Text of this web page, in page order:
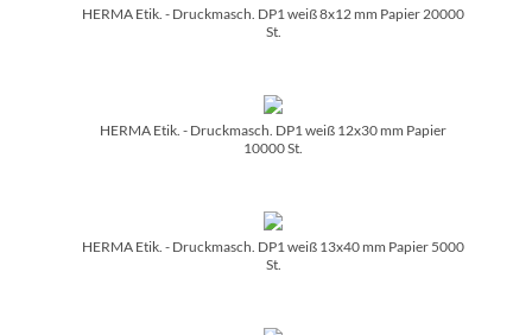
HERMA Etik. - Druckmasch. DP1 weiß 8x12 mm Papier 20000
St.
HERMA Etik. - Druckmasch. DP1 weiß 12x30 mm Papier
10000 St.
HERMA Etik. - Druckmasch. DP1 weiß 13x40 mm Papier 5000
St.